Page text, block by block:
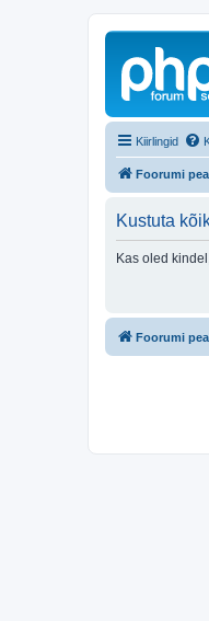
Kiirlingid
Foorumi
Kustuta
Kas oled
Foorumi